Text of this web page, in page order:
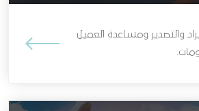
والتصدير ومساعدة العميل